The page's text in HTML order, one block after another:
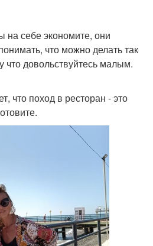
на себе экономите, они
что можно делать так
довольствуйтесь малым.
что поход в ресторан - это